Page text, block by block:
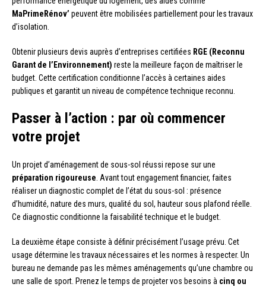
MaPrimeRénov’ peuvent être mobilisées partiellement pour les travaux
d’isolation.
Obtenir plusieurs devis auprès d’entreprises certifiées RGE (Reconnu
Garant de l’Environnement) reste la meilleure façon de maîtriser le
budget. Cette certification conditionne l’accès à certaines aides
publiques et garantit un niveau de compétence technique reconnu.
Passer à l’action : par où commencer
votre projet
Un projet d’aménagement de sous-sol réussi repose sur une
préparation rigoureuse . Avant tout engagement financier, faites
réaliser un diagnostic complet de l’état du sous-sol : présence
d’humidité, nature des murs, qualité du sol, hauteur sous plafond réelle.
Ce diagnostic conditionne la faisabilité technique et le budget.
La deuxième étape consiste à définir précisément l’usage prévu. Cet
usage détermine les travaux nécessaires et les normes à respecter. Un
bureau ne demande pas les mêmes aménagements qu’une chambre ou
une salle de sport. Prenez le temps de projeter vos besoins à cinq ou